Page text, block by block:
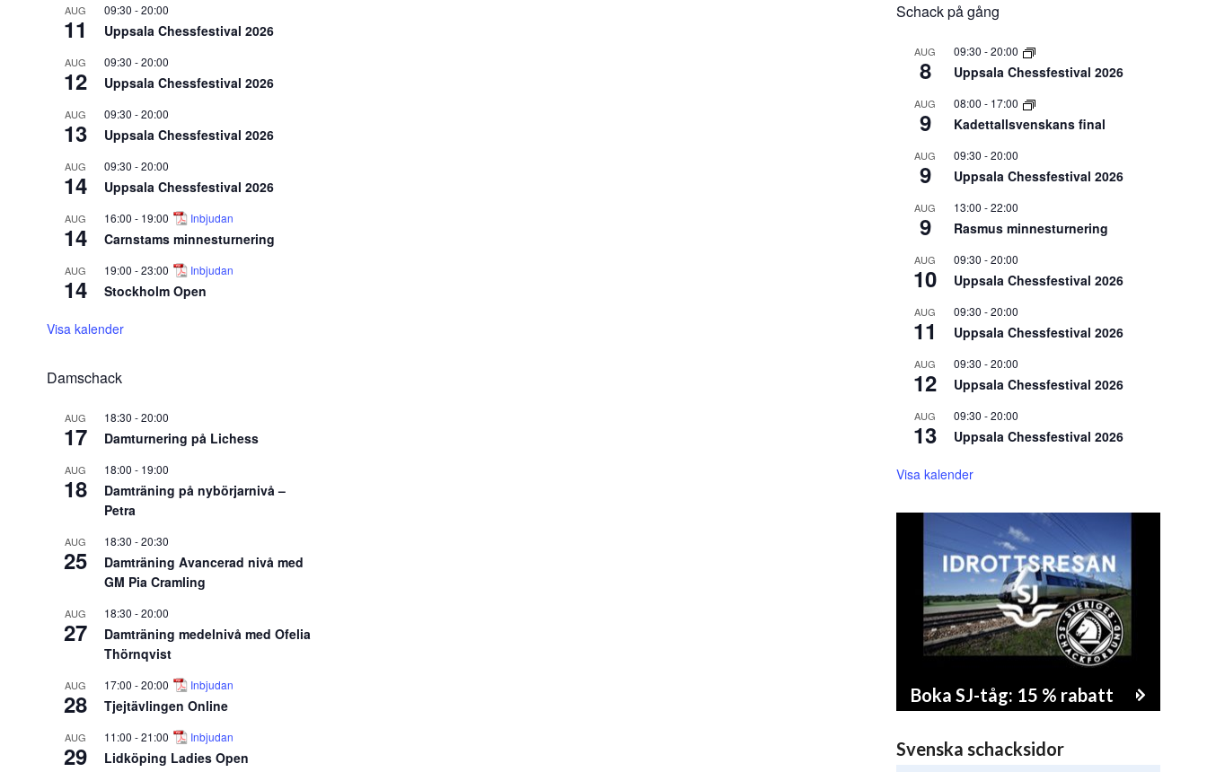
AUG
11
09:30 -20:00
Uppsala Chessfestival 2026
AUG
12
09:30 -20:00
Uppsala Chessfestival 2026
AUG
13
09:30 -20:00
Uppsala Chessfestival 2026
AUG
14
09:30 -20:00
Uppsala Chessfestival 2026
AUG
14
16:00 - 19:00 Inbjudan
Carnstams minnesturnering
AUG
14
19:00 -23:00 Inbjudan
Stockholm Open
Visa kalender
Damschack
AUG
17
18:30 -20:00
Damturnering på Lichess
AUG
18
18:00 - 19:00
Damträning på nybörjarnivå –
Petra
AUG
25
18:30 -20:30
Damträning Avancerad nivå med
GM Pia Cramling
AUG
27
18:30 -20:00
Damträning medelnivå med Ofelia
Thörnqvist
AUG
28
17:00 -20:00 Inbjudan
Tjejtävlingen Online
AUG
29
11:00 -21:00 Inbjudan
Lidköping Ladies Open
Schack på gång
AUG
8
09:30 -20:00
Uppsala Chessfestival 2026
AUG
9
08:00 - 17:00
Kadettallsvenskans final
AUG
9
09:30 -20:00
Uppsala Chessfestival 2026
AUG
9
13:00 -22:00
Rasmus minnesturnering
AUG
10
09:30 -20:00
Uppsala Chessfestival 2026
AUG
11
09:30 -20:00
Uppsala Chessfestival 2026
AUG
12
09:30 -20:00
Uppsala Chessfestival 2026
AUG
13
09:30 -20:00
Uppsala Chessfestival 2026
Visa kalender
Boka SJ-tåg: 15 % rabatt
Svenska schacksidor